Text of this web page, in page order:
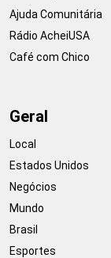
Ajuda Comunitária
Rádio AcheiUSA
Café com Chico
Geral
Local
Estados Unidos
Negócios
Mundo
Brasil
Esportes